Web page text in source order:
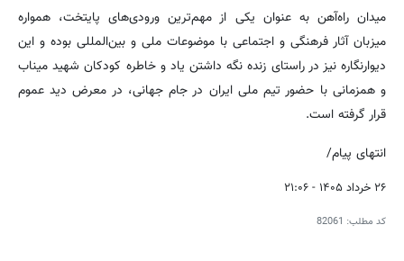
میدان راه‌آهن به عنوان یکی از مهم‌ترین ورودی‌های پایتخت، همواره
میزبان آثار فرهنگی و اجتماعی با موضوعات ملی و بین‌المللی بوده و این
دیوارنگاره نیز در راستای زنده نگه داشتن یاد و خاطره کودکان شهید میناب
و همزمانی با حضور تیم ملی ایران در جام جهانی، در معرض دید عموم
قرار گرفته است.
انتهای پیام/
۲۶ خرداد ۱۴۰۵ - ۲۱:۰۶
کد مطلب: 82061